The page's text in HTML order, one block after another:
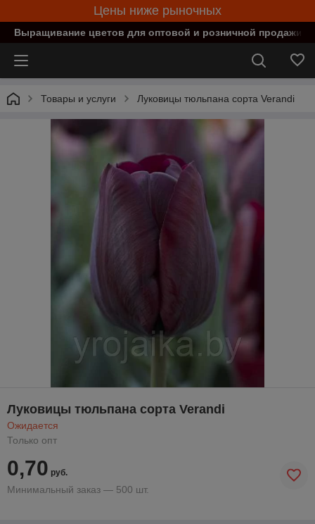
Цены ниже рыночных
Выращивание цветов для оптовой и розничной продажи
Товары и услуги Луковицы тюльпана сорта Verandi
Луковицы тюльпана сорта Verandi
Ожидается
Только опт
0,70 руб.
Минимальный заказ — 500 шт.